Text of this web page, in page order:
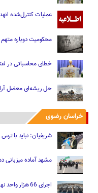
عملیات کنترل‌شده
محکومیت دوباره متهم
خطای محاسباتی در
حل ریشه‌ای معضل
خراسان رضوی
شریفیان: نباید با
مشهد آماده میزبانی دهه
اجرای 66 هزار واحد نهضت ملی مسکن در خراسان رضوی